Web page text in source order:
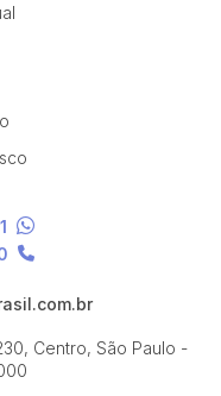
Centro, São Paulo -